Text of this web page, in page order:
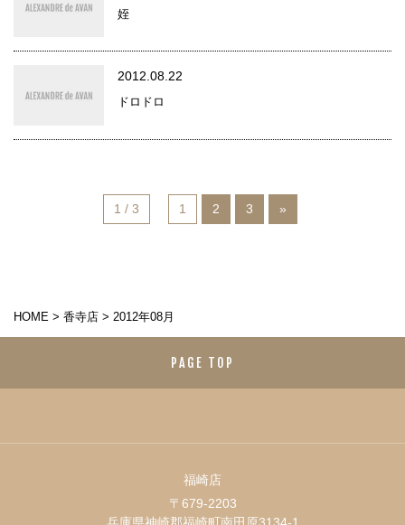
姪
2012.08.22
ドロドロ
1 / 3 1 2 3 »
HOME > 香寺店 > 2012年08月
PAGE TOP
福崎店
〒679-2203